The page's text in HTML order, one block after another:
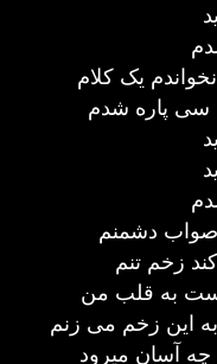
یک کلام
سی پاره شدم
صواب دشمنم
زخم تنم
به قلب من
این زخم می زنم
آسان میرود